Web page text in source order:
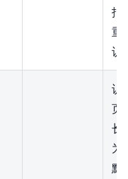
报
重
识
识
页
长
为
默